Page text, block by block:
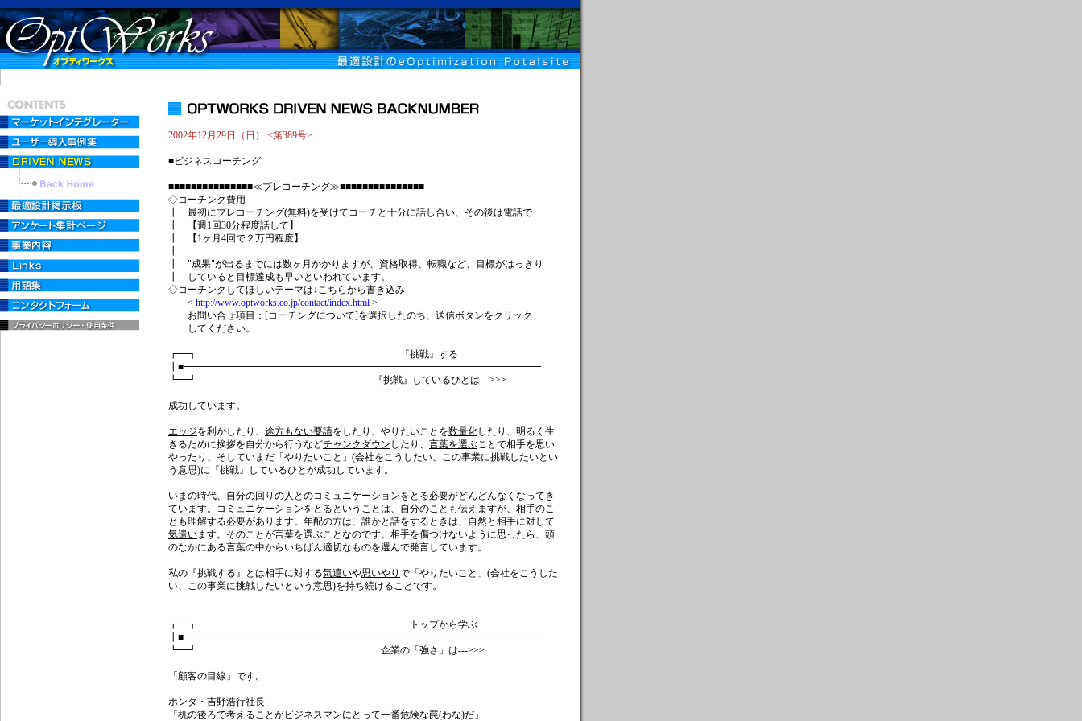
2002年12月29日（日） <第389号>
■ビジネスコーチング
■■■■■■■■■■■■■■■≪プレコーチング≫■■■■■■■■■■■■■■■
◇コーチング費用
┃ 最初にプレコーチング(無料)を受けてコーチと十分に話し合い、その後は電話で
┃ 【週1回30分程度話して】
┃ 【1ヶ月4回で２万円程度】
┃ "成果"が出るまでには数ヶ月かかりますが、資格取得、転職など、目標がはっきり
┃ していると目標達成も早いといわれています。
◇コーチングしてほしいテーマは↓こちらから書き込み
< http://www.optworks.co.jp/contact/index.html >
お問い合せ項目：[コーチングについて]を選択したのち、送信ボタンをクリック
してください。
┏━┓ 『挑戦』する
┃■━━━━━━━━━━━━━━━━━━━━━━━━━━━━━━━━━━━━━
┗━┛ 『挑戦』しているひとは--->>>
成功しています。
エッジを利かしたり、 途方もない要請をしたり、やりたいことを数量化したり、明るく生
きるために挨拶を自分から行うなどチャンクダウン したり、 言葉を選ぶことで相手を思い
やったり、そしていまだ「やりたいこと」(会社をこうしたい、この事業に挑戦したいとい
う意思)に『挑戦』しているひとが成功しています。
いまの時代、自分の回りの人とのコミュニケーションをとる必要がどんどんなくなってき
ています。コミュニケーションをとるということは、自分のことも伝えますが、相手のこ
とも理解する必要があります。年配の方は、誰かと話をするときは、自然と相手に対して
気遣います。そのことが言葉を選ぶことなのです。相手を傷つけないように思ったら、頭
のなかにある言葉の中からいちばん適切なものを選んで発言しています。
私の『挑戦する』とは相手に対する気遣いや思いやり で「やりたいこと」(会社をこうした
い、この事業に挑戦したいという意思)を持ち続けることです。
┏━┓ トップから学ぶ
┃■━━━━━━━━━━━━━━━━━━━━━━━━━━━━━━━━━━━━━
┗━┛ 企業の「強さ」は--->>>
「顧客の目線」です。
ホンダ・吉野浩行社長
「机の後ろで考えることがビジネスマンにとって一番危険な罠(わな)だ」